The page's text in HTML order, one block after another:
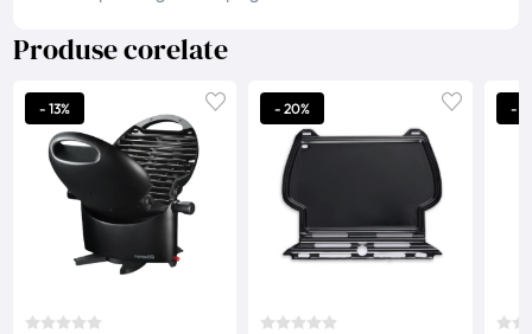
Produse corelate
- 13% - 20% -